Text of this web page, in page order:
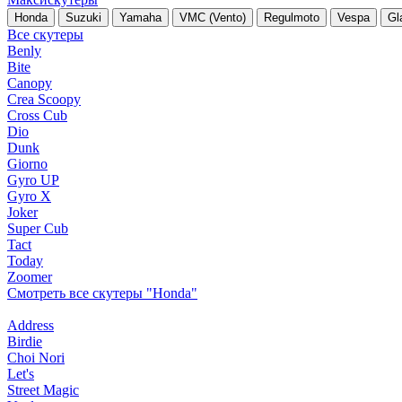
Honda Suzuki Yamaha VMC (Vento) Regulmoto Vespa
Все скутеры
Benly
Bite
Canopy
Crea Scoopy
Cross Cub
Dio
Dunk
Giorno
Gyro UP
Gyro X
Joker
Super Cub
Tact
Today
Zoomer
Смотреть все скутеры "Honda"
Address
Birdie
Choi Nori
Let's
Street Magic